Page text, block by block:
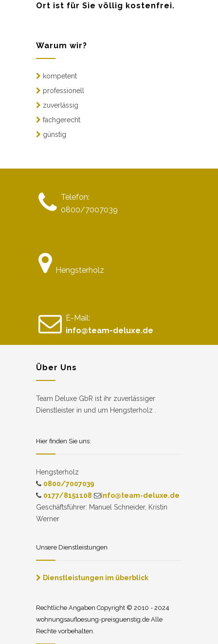
Ort ist für Sie völlig kostenfrei.
Warum wir?
kompetent
professionell
zuverlässig
fachgerecht
günstig
Telefon:
0800/7007039
Hengsterholz
E-Mail:
info@team-deluxe.de
Über Uns
Team Deluxe GbR ist ihr zuverlässiger
Dienstleister in und um Hengsterholz .
Hier finden Sie uns:
Hengsterholz
0800/7007039
0177/8151108
info@team-deluxe.de
Geschäftsführer: Manuel Schneider, Kristin
Werner
Unsere Dienstleistungen
Dienstleistungen im überblick
Rechtliche Angaben Copyright © 2010 - 2024
wohnungsaufloesung-preisguenstig.de Alle
Rechte vorbehalten.